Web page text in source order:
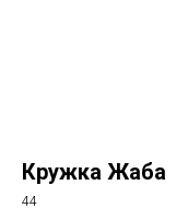
Кружка Жаба
44